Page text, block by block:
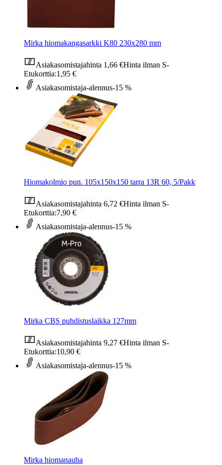
Mirka hiomakangasarkki K80 230x280 mm
Asiakasomistajahinta 1,66 €Hinta ilman S-
Etukorttia:1,95 €
Asiakasomistaja-alennus-15 %
Hiomakolmio pun. 105x150x150 tarra 13R 60, 5/Pakk
Asiakasomistajahinta 6,72 €Hinta ilman S-
Etukorttia:7,90 €
Asiakasomistaja-alennus-15 %
Mirka CBS puhdistuslaikka 127mm
Asiakasomistajahinta 9,27 €Hinta ilman S-
Etukorttia:10,90 €
Asiakasomistaja-alennus-15 %
Mirka hiomanauha